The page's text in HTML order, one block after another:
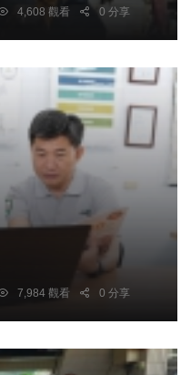
4,608 觀看 0 分享
7,984 觀看 0 分享